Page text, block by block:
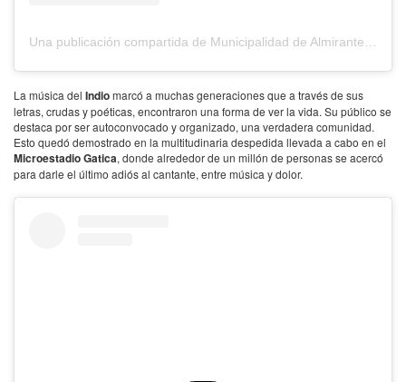
La música del Indiomarcó a muchas generaciones que a través de sus
letras, crudas y poéticas, encontraron una forma de ver la vida. Su público se
destaca por ser autoconvocado y organizado, una verdadera comunidad.
Esto quedó demostrado en la multitudinaria despedida llevada a cabo en el
Microestadio Gatica, donde alrededor de un millón de personas se acercó
para darle el último adiós al cantante, entre música y dolor.